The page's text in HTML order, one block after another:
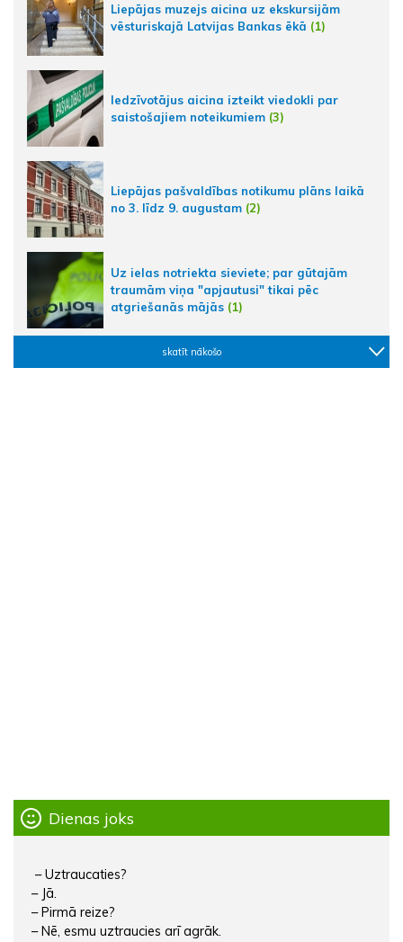
Liepājas muzejs aicina uz ekskursijām
vēsturiskajā Latvijas Bankas ēkā (1)
Iedzīvotājus aicina izteikt viedokli par
saistošajiem noteikumiem (3)
Liepājas pašvaldības notikumu plāns laikā
no 3. līdz 9. augustam (2)
Uz ielas notriekta sieviete; par gūtajām
traumām viņa "apjautusi" tikai pēc
atgriešanās mājās (1)
skatīt nākošo
Dienas joks
– Uztraucaties?
– Jā.
– Pirmā reize?
– Nē, esmu uztraucies arī agrāk.